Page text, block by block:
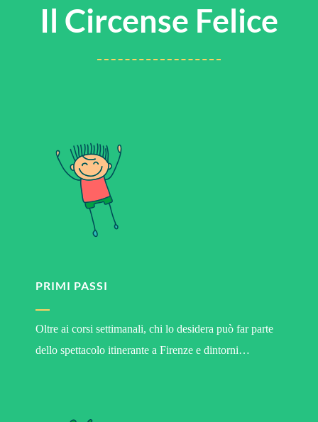
Il Circense Felice
PRIMI PASSI
Oltre ai corsi settimanali, chi lo desidera può far parte
dello spettacolo itinerante a Firenze e dintorni…